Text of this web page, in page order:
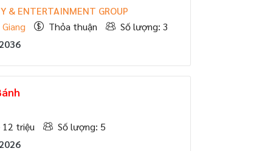
& ENTERTAINMENT GROUP
Thỏa thuận
Số lượng: 3
12 triệu
Số lượng: 5